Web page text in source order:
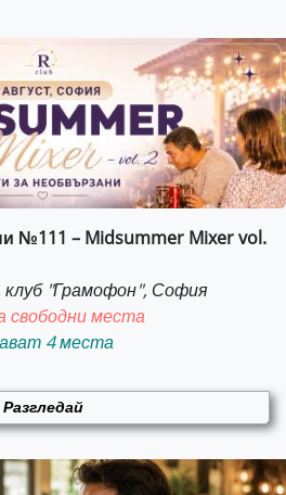
№111 – Midsummer Mixer vol.
клуб "Грамофон", София
свободни места
4 места
Разгледай